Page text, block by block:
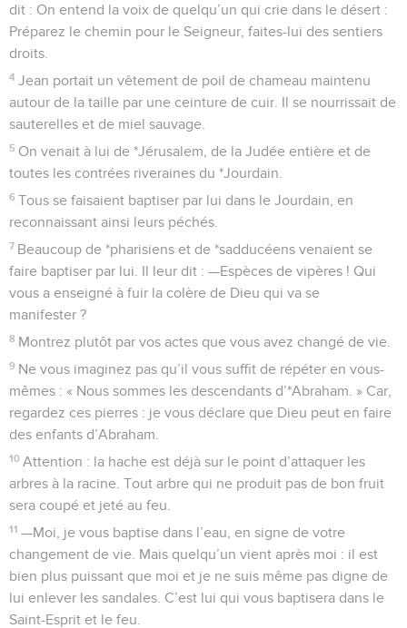
dit : On entend la voix de quelqu’un qui crie dans le désert :
Préparez le chemin pour le Seigneur, faites-lui des sentiers
droits.
4 Jean portait un vêtement de poil de chameau maintenu
autour de la taille par une ceinture de cuir. Il se nourrissait de
sauterelles et de miel sauvage.
5 On venait à lui de *Jérusalem, de la Judée entière et de
toutes les contrées riveraines du *Jourdain.
6 Tous se faisaient baptiser par lui dans le Jourdain, en
reconnaissant ainsi leurs péchés.
7 Beaucoup de *pharisiens et de *sadducéens venaient se
faire baptiser par lui. Il leur dit : —Espèces de vipères ! Qui
vous a enseigné à fuir la colère de Dieu qui va se
manifester ?
8 Montrez plutôt par vos actes que vous avez changé de vie.
9 Ne vous imaginez pas qu’il vous suffit de répéter en vous-
mêmes : « Nous sommes les descendants d’*Abraham. » Car,
regardez ces pierres : je vous déclare que Dieu peut en faire
des enfants d’Abraham.
10 Attention : la hache est déjà sur le point d’attaquer les
arbres à la racine. Tout arbre qui ne produit pas de bon fruit
sera coupé et jeté au feu.
11 —Moi, je vous baptise dans l’eau, en signe de votre
changement de vie. Mais quelqu’un vient après moi : il est
bien plus puissant que moi et je ne suis même pas digne de
lui enlever les sandales. C’est lui qui vous baptisera dans le
Saint-Esprit et le feu.